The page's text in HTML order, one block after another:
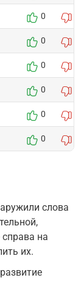
0
0
0
0
0
0
слова
на
их.